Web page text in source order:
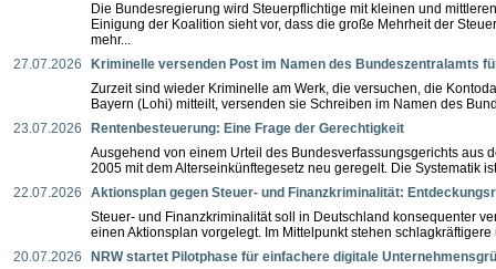
Die Bundesregierung wird Steuerpflichtige mit kleinen und
Einigung der Koalition sieht vor, dass die große Mehrheit der
mehr...
27.07.2026
Kriminelle versenden Post im Namen des Bundeszentralamts
Zurzeit sind wieder Kriminelle am Werk, die versuchen, die
Bayern (Lohi) mitteilt, versenden sie Schreiben im Namen des
23.07.2026
Rentenbesteuerung: Eine Frage der Gerechtigkeit
Ausgehend von einem Urteil des Bundesverfassungsgerichts aus
2005 mit dem Alterseinkünftegesetz neu geregelt. Die Systematik
22.07.2026
Aktionsplan gegen Steuer- und Finanzkriminalität:
Steuer- und Finanzkriminalität soll in Deutschland konsequenter
einen Aktionsplan vorgelegt. Im Mittelpunkt stehen
20.07.2026
NRW startet Pilotphase für einfachere digitale